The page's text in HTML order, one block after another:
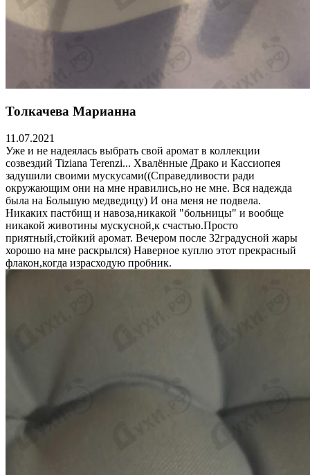
Толкачева Марианна
11.07.2021
Уже и не надеялась выбрать свой аромат в коллекции
созвездий Tiziana Terenzi... Хвалённые Драко и Кассиопея
задушили своими мускусами((Справедливости ради
окружающим они на мне нравились,но не мне. Вся надежда
была на Большую медведицу) И она меня не подвела.
Никаких пастбищ и навоза,никакой "больницы" и вообще
никакой животины мускусной,к счастью.Просто
приятный,стойкий аромат. Вечером после 32градусной жары
хорошо на мне раскрылся) Наверное куплю этот прекрасный
флакон,когда израсходую пробник.